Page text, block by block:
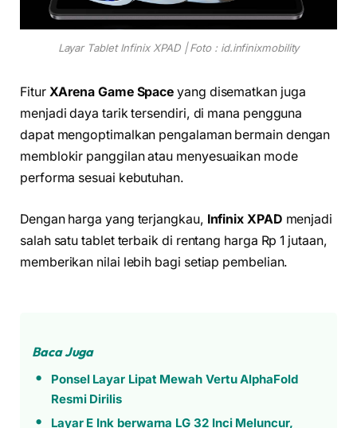
Layar Tablet Infinix XPAD | Foto : id.infinixmobility
Fitur XArena Game Space yang disematkan juga
menjadi daya tarik tersendiri, di mana pengguna
dapat mengoptimalkan pengalaman bermain dengan
memblokir panggilan atau menyesuaikan mode
performa sesuai kebutuhan.
Dengan harga yang terjangkau, Infinix XPAD menjadi
salah satu tablet terbaik di rentang harga Rp 1 jutaan,
memberikan nilai lebih bagi setiap pembelian.
Baca Juga
Ponsel Layar Lipat Mewah Vertu AlphaFold
Resmi Dirilis
Layar E Ink berwarna LG 32 Inci Meluncur,